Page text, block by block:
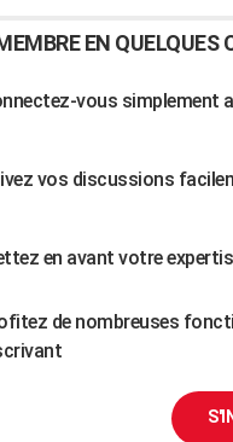
EN QUELQUES
vous simplement
vos discussions
en avant votre
de nombreuses